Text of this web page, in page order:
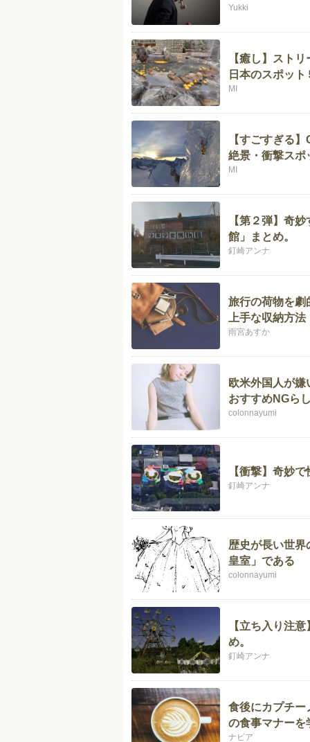
Yukki
【癒し】スト
日本のスポット
MI
【すごすぎる
絶景・衝撃スポ
MI
【第２弾】奇
館」まとめ。
釘崎アンナ
旅行の荷物を劇
上手な収納方法
雨宮あすか
欧米外国人が
おすすめNGら
colonnayumi
【衝撃】奇妙
釘崎アンナ
歴史が長い世界
皇室」である
colonnayumi
【立ち入り注
め。
釘崎アンナ
食後にカプチー
の食事マナーを
ナビア